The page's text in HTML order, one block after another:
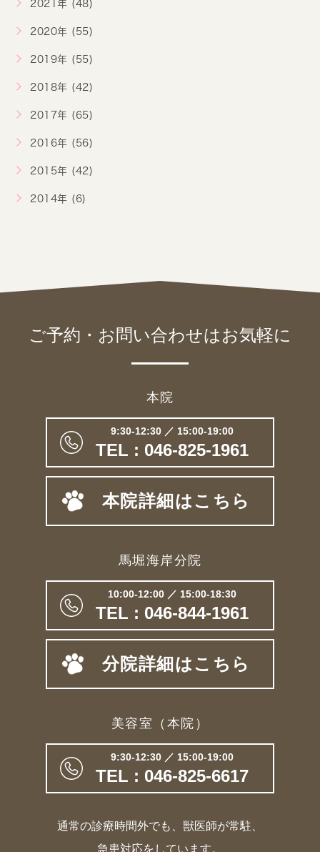
2021年 (48)
2020年 (55)
2019年 (55)
2018年 (42)
2017年 (65)
2016年 (56)
2015年 (42)
2014年 (6)
ご予約・お問い合わせはお気軽に
本院
9:30-12:30 ／ 15:00-19:00
TEL : 046-825-1961
本院詳細はこちら
馬堀海岸分院
10:00-12:00 ／ 15:00-18:30
TEL : 046-844-1961
分院詳細はこちら
美容室（本院）
9:30-12:30 ／ 15:00-19:00
TEL : 046-825-6617
通常の診療時間外でも、獣医師が常駐、
急患対応をしています。